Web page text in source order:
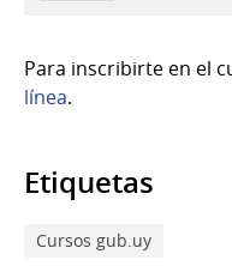
Oct
del
Para inscribirte en el
línea.
Etiquetas
Cursos gub.uy